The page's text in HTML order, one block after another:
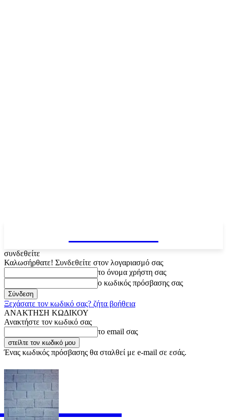
συνδεθείτε
Καλωσήρθατε! Συνδεθείτε στον λογαριασμό σας
το όνομα χρήστη σας
ο κωδικός πρόσβασης σας
Ξεχάσατε τον κωδικό σας? ζήτα βοήθεια
ΑΝΑΚΤΗΣΗ ΚΩΔΙΚΟΥ
Ανακτήστε τον κωδικό σας
το email σας
Ένας κωδικός πρόσβασης θα σταλθεί με e-mail σε εσάς.